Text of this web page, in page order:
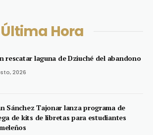
Última Hora
rescatar laguna de Dziuché del abandono
2026
Sánchez Tajonar lanza programa de
de kits de libretas para estudiantes